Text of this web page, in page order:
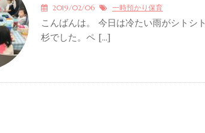
2019/02/06 一時預かり保育
こんばんは。 今日は冷たい雨がシトシト
杉でした。ペ […]